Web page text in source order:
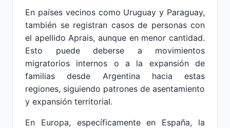
En países vecinos como Uruguay y Paraguay,
también se registran casos de personas con
el apellido Aprais, aunque en menor cantidad.
Esto puede deberse a movimientos
migratorios internos o a la expansión de
familias desde Argentina hacia estas
regiones, siguiendo patrones de asentamiento
y expansión territorial.
En Europa, específicamente en España, la